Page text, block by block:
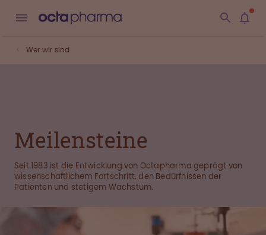
Wer wir sind
Meilensteine
Seit 1983 ist die Entwicklung von Octapharma geprägt von
wissenschaftlichem Fortschritt, den Bedürfnissen der
Patienten und stetigem Wachstum.